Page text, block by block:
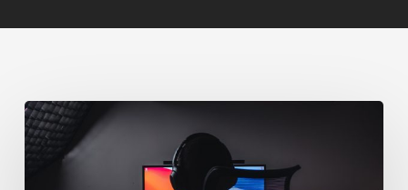
En
İyi